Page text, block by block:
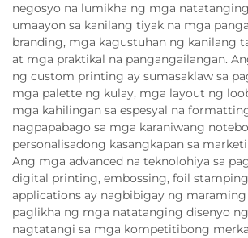
negosyo na lumikha ng mga
umaayon sa kanilang tiyak na mga
branding, mga kagustuhan ng kanilang
at mga praktikal na pangangailangan.
ng custom printing ay sumasaklaw sa
mga palette ng kulay, mga layout ng
mga kahilingan sa espesyal na
nagpapabago sa mga karaniwang
personalisadong kasangkapan sa
Ang mga advanced na teknolohiya sa
digital printing, embossing, foil
applications ay nagbibigay ng maraming
paglikha ng mga natatanging disenyo
nagtatangi sa mga kompetitibong